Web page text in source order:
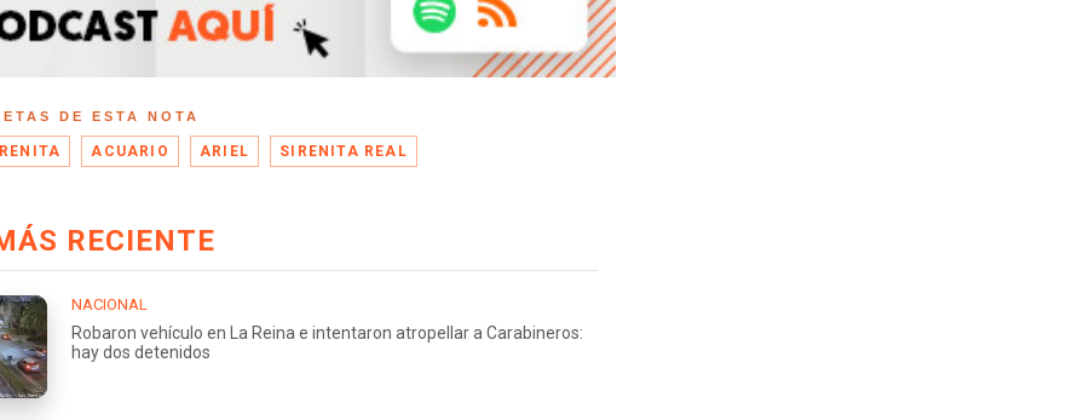
DE ESTA NOTA
ACUARIO ARIEL SIRENITA REAL
RECIENTE
NACIONAL
Robaron vehículo en La Reina e intentaron atropellar a Carabineros:
hay dos detenidos